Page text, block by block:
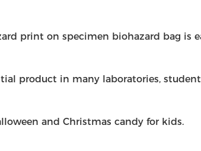
print on specimen biohazard bag is
product in many laboratories,
and Christmas candy for kids.